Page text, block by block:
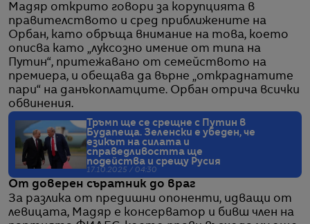
Мадяр открито говори за корупцията в
правителството и сред приближените на
Орбан, като обръща внимание на това, което
описва като „луксозно имение от типа на
Путин“, притежавано от семейството на
премиера, и обещава да върне „откраднатите
пари“ на данъкоплатците. Орбан отрича всички
обвинения.
Тръмп ще се срещне с Путин в
Будапеща. Зеленски е убеден, че
езикът на силата и
справедливостта ще
подейства и срещу Русия
17.10.2025 / 04:30
От доверен съратник до враг
За разлика от предишни опоненти, идващи от
левицата, Мадяр е консерватор и бивш член на